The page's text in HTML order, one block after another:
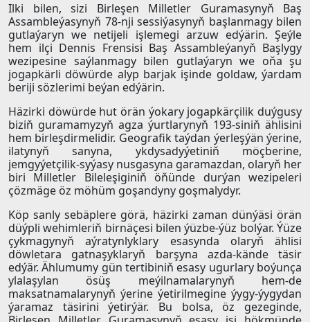
Ilki bilen, sizi Birleşen Milletler Guramasynyň Baş
Assambleýasynyň 78-nji sessiýasynyň başlanmagy bilen
gutlaýaryn we netijeli işlemegi arzuw edýärin. Şeýle
hem ilçi Dennis Frensisi Baş Assambleýanyň Başlygy
wezipesine saýlanmagy bilen gutlaýaryn we oňa şu
jogapkärli döwürde alyp barjak işinde goldaw, ýardam
beriji sözlerimi beýan edýärin.
Häzirki döwürde hut örän ýokary jogapkärçilik duýgusy
biziň guramamyzyň agza ýurtlarynyň 193-siniň ählisini
hem birleşdirmelidir. Geografik taýdan ýerleşýän ýerine,
ilatynyň sanyna, ykdysadyýetiniň möçberine,
jemgyýetçilik-syýasy nusgasyna garamazdan, olaryň her
biri Milletler Bileleşiginiň öňünde durýan wezipeleri
çözmäge öz möhüm goşandyny goşmalydyr.
Köp sanly sebäplere görä, häzirki zaman dünýäsi örän
düýpli wehimleriň birnäçesi bilen ýüzbe-ýüz bolýar. Ýüze
çykmagynyň aýratynlyklary esasynda olaryň ählisi
döwletara gatnaşyklaryň barşyna azda-kände täsir
edýär. Ählumumy gün tertibiniň esasy ugurlary boýunça
ylalaşylan ösüş meýilnamalarynyň hem-de
maksatnamalarynyň ýerine ýetirilmegine ýygy-ýygydan
ýaramaz täsirini ýetirýär. Bu bolsa, öz gezeginde,